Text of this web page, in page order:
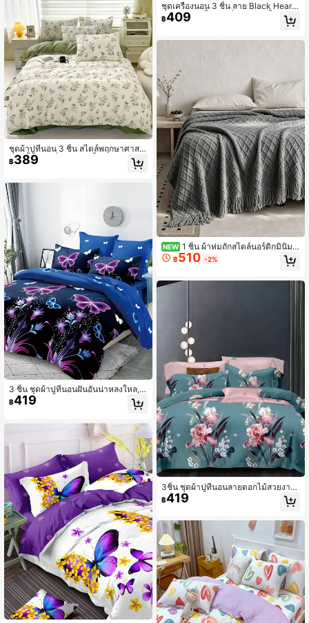
ชุดผ้าปูที่นอน 3 ชิ้น สไตล์พฤกษาศาสต
ร์ (1 ชิ้น ผ้าปูที่นอน + 2 ชิ้น ปลอกหมอ
น) นุ่มและอบอุ่น เหมาะสำหรับเตียงเดี่ย
ซัก ของตกแต่งสำหรับเตียง ของขวัญใน
เทศกาล
฿389
3 ชิ้น ชุดผ้าปูที่นอนฝันอันน่าหลงใหล, 1
ผ้าห่มนวม + 2 ปลอกหมอน (การตัดแบ
บสุ่ม)
฿419
ชุดเครื่องนอน 3 ชิ้น ลาย Black Heart-
Shaped (1 ชิ้นผ้าปูที่นอน + 2 ชิ้นปลอก
หมอน) ไม่รวมผ้านวมและใส้หมอน นุ่ม
฿409
NEW 1 ชิ้น ผ้าห่มถักสไตล์นอร์ดิกมินิมอ
ลลิสต์ ลายเพชร ผ้าห่มโซฟาเตียงอเมริกั
น ผ้าห่มนุ่มอเนกประสงค์สำหรับใช้ในชี
บใช้ในร่มและกลางแจ้ง ซักด้วยเครื่องไ
฿510 -2%
3ชิ้น ชุดผ้าปูที่นอนลายดอกไม้สวยงาม
(1ผ้าห่ม + 2ปลอกหมอน) นุ่มสบาย พอดี
กับขนาดเตียงคู่/เต็ม/ควีน ซักด้วยเครื่อ
฿419